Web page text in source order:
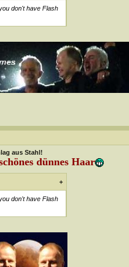
don't have Flash
aus Stahl!
dünnes Haar
+
don't have Flash